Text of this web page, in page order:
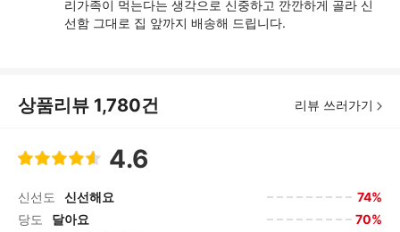
리가족이 먹는다는 생각으로 신중하고 깐깐하게 골라 신
선함 그대로 집 앞까지 배송해 드립니다.
상품리뷰 1,780건 리뷰 쓰러가기
4.6
신선도 신선해요
74%
당도
달아요
70%